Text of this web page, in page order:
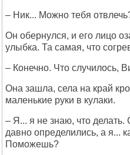
– Ник... Можно тебя
Он обернулся, и его лицо
улыбка. Та самая, что
– Конечно. Что случилось,
Она зашла, села на край
маленькие руки в кулаки.
– Я... я не знаю, что
давно определились, а я...
Поможешь?